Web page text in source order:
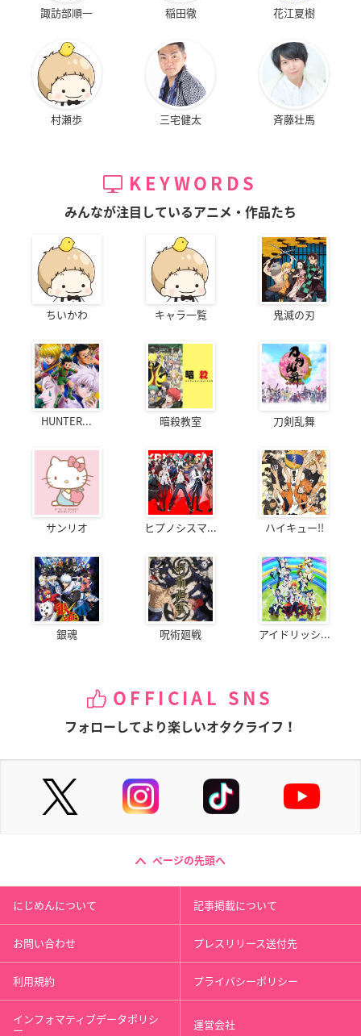
諏訪部順一 稲田徹 花江夏樹
村瀬歩 三宅健太 斉藤壮馬
KEYWORDS
みんなが注目しているアニメ・作品たち
ちいかわ キャラ一覧 鬼滅の刃
HUNTER... 暗殺教室 刀剣乱舞
サンリオ ヒプノシスマ... ハイキュー!!
銀魂 呪術廻戦 アイドリッシ...
OFFICIAL SNS
フォローしてより楽しいオタクライフ！
ページの先頭へ
にじめんについて 記事掲載について
お問い合わせ プレスリリース送付先
利用規約 プライバシーポリシー
インフォマティブデータポリシ
ー 運営会社